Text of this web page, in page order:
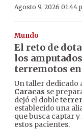
Agosto 9, 2026 01:44
Mundo
El reto de
los
terremotos en
Un taller dedicado
Caracas se
dejó el doble t
establecido una
que busca captar
estos pacientes.